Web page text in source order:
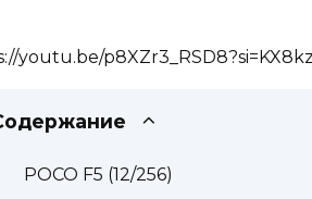
youtu.be/
POCO F5 (12/256)